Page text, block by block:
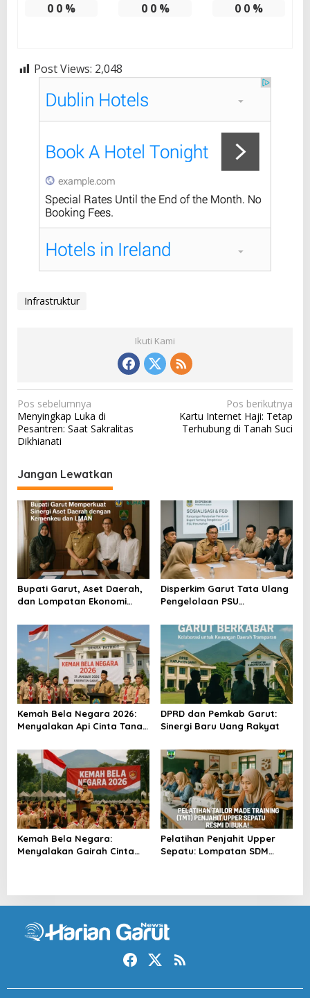
0 0 % 0 0% 0 0%
Post Views: 2,048
Infrastruktur
Ikuti Kami
N
a
v
g
a
s
p
o
s
Pos sebelumnya
Menyingkap Luka di
Pesantren: Saat Sakralitas
Dikhianati
Pos berikutnya
Kartu Internet Haji: Tetap
Terhubung di Tanah Suci
Jangan Lewatkan
Bupati Garut, Aset Daerah,
dan Lompatan Ekonomi
Disperkim Garut Tata Ulang
Pengelolaan PSU
Kemah Bela Negara 2026:
Menyalakan Api Cinta Tanah
DPRD dan Pemkab Garut:
Sinergi Baru Uang Rakyat
Kemah Bela Negara:
Menyalakan Gairah Cinta
Pelatihan Penjahit Upper
Sepatu: Lompatan SDM